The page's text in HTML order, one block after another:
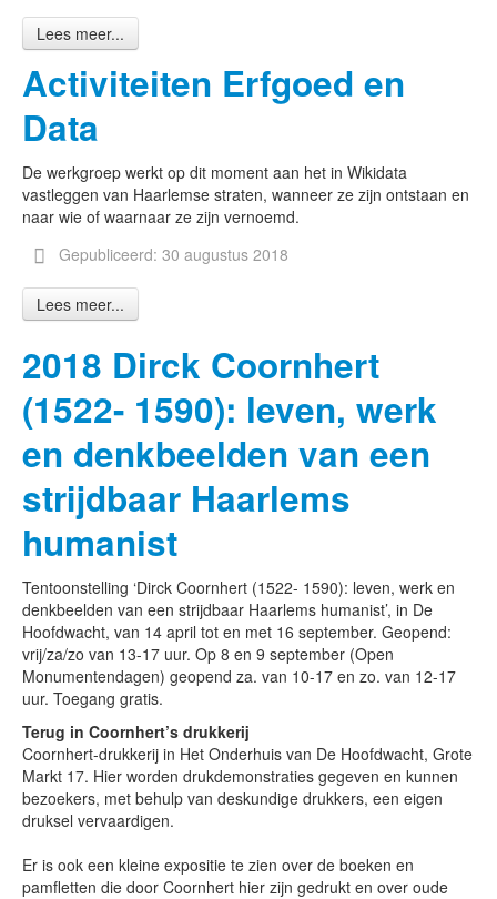
Lees meer...
Activiteiten Erfgoed en
Data
De werkgroep werkt op dit moment aan het in Wikidata
vastleggen van Haarlemse straten, wanneer ze zijn ontstaan en
naar wie of waarnaar ze zijn vernoemd.
Gepubliceerd: 30 augustus 2018
Lees meer...
2018 Dirck Coornhert
(1522- 1590): leven, werk
en denkbeelden van een
strijdbaar Haarlems
humanist
Tentoonstelling ‘Dirck Coornhert (1522- 1590): leven, werk en
denkbeelden van een strijdbaar Haarlems humanist’, in De
Hoofdwacht, van 14 april tot en met 16 september. Geopend:
vrij/za/zo van 13-17 uur. Op 8 en 9 september (Open
Monumentendagen) geopend za. van 10-17 en zo. van 12-17
uur. Toegang gratis.
Terug in Coornhert’s drukkerij
Coornhert-drukkerij in Het Onderhuis van De Hoofdwacht, Grote
Markt 17. Hier worden drukdemonstraties gegeven en kunnen
bezoekers, met behulp van deskundige drukkers, een eigen
druksel vervaardigen.
Er is ook een kleine expositie te zien over de boeken en
pamfletten die door Coornhert hier zijn gedrukt en over oude